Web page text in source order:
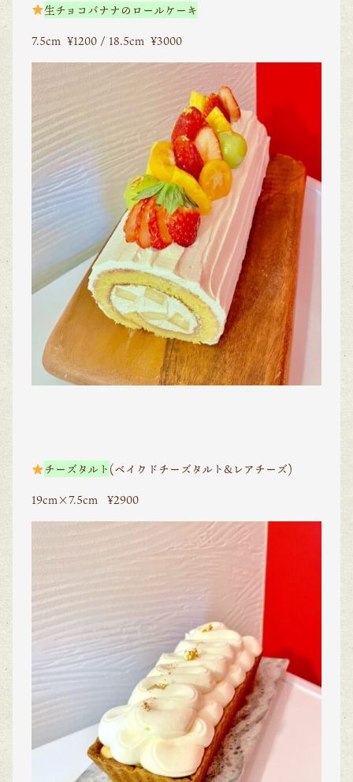
生チョコバナナのロールケーキ
7.5cm ¥1200 / 18.5cm ¥3000
チーズタルト(ベイクドチーズタルト&レアチーズ)
19cm×7.5cm ¥2900